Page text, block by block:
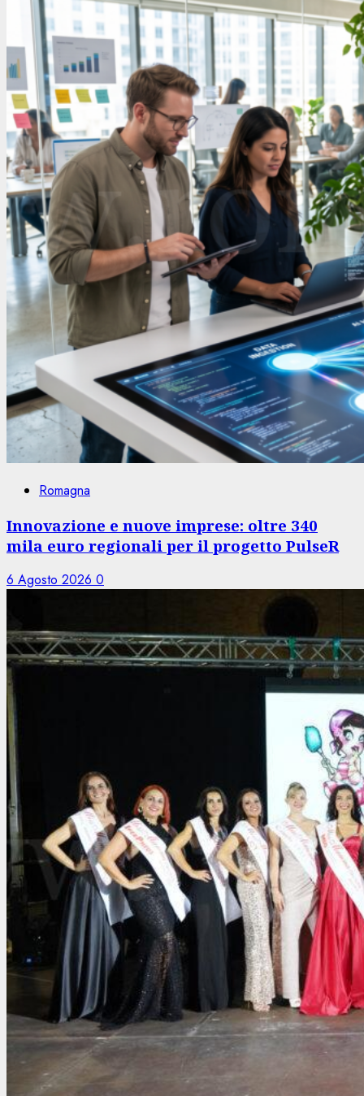
Romagna
Innovazione e nuove imprese: oltre 340
mila euro regionali per il progetto PulseR
6 Agosto 2026 0